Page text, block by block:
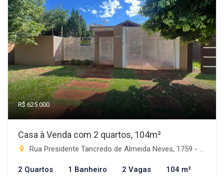
R$ 625.000
Casa à Venda com 2 quartos, 104m²
Rua Presidente Tancredo de Almeida Neves, 1759 - Progresso, Rio Brilhante-MS
2 Quartos 1 Banheiro 2 Vagas 104 m²